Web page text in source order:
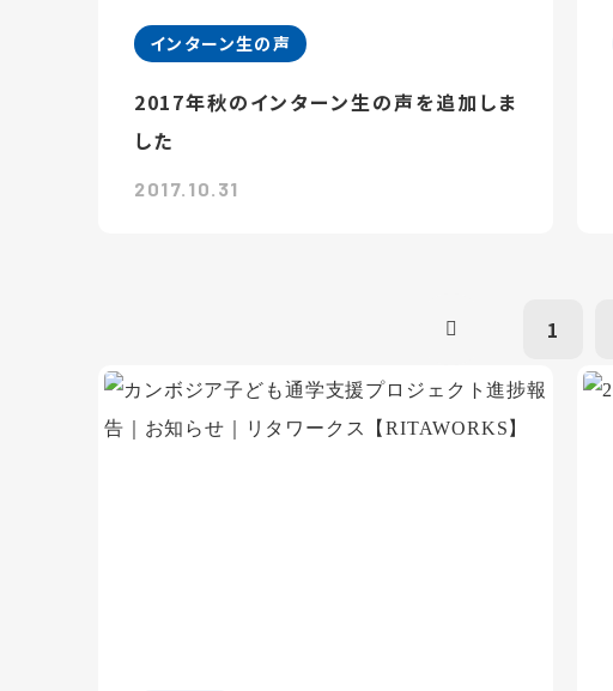
インターン生の声
2017年秋のインターン生の声を追加しま
した
2017.10.31
1